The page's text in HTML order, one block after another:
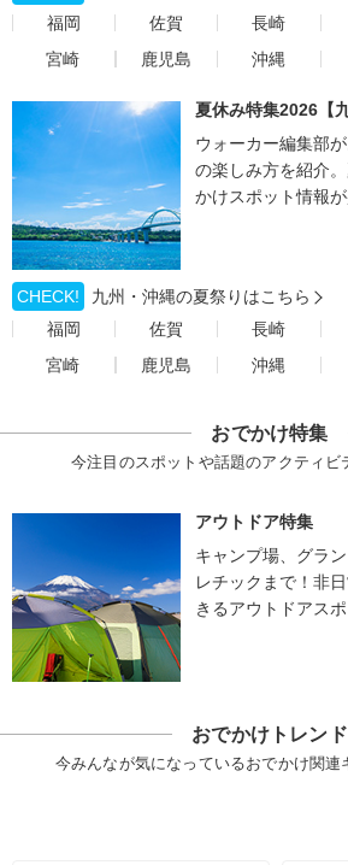
福岡
佐賀 長崎
宮崎
鹿児島 沖縄
夏休み特集2026【
ウォーカー編集部
の楽しみ方を紹介
かけスポット情報
CHECK!
九州・沖縄の夏祭りはこちら
福岡
佐賀 長崎
宮崎
鹿児島 沖縄
おでかけ特集
今注目のスポットや話題のアクティビ
アウトドア特集
キャンプ場、グラ
レチックまで！非
きるアウトドアス
おでかけトレンド
今みんなが気になっているおでかけ関連